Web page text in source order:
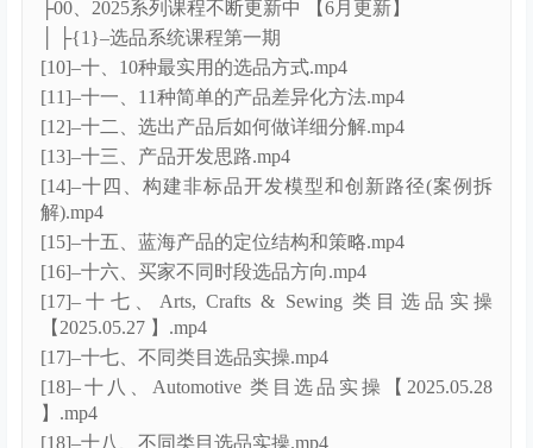
略.mp4
[7]–七. 解析三种匹配模式搭建广告架构.mp4
[8]–八. 解锁品牌旗舰店的设计和优化.mp4
[9]–九. 洞察ASIN生命周期以定位推广重心.mp4
[10]–十. 用好商品投放’拴住’流量机会.mp4
[11]–十一. 如何通过广告报表对品牌推广广告进行数据
分析.mp4
[12]–十二. 品牌指标使用场景和使用思路.mp4
[13]–十三. ABA系列课程（一）.mp4
[14]–十四. ABA系列课程（二）.mp4
[15]–十五. 广告ROI低下？试试进阶广告组合打法.mp4
[16]–十六. 旺季正当时，如何通过广告培养品牌忠
粉.mp4
2025年7月更新至2025年10月份课程